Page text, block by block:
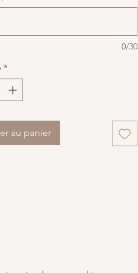
sur le porte manteau de votre
0/30
*
au panier